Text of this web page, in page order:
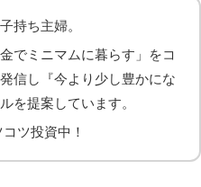
持ち主婦。
でミニマムに暮らす」をコ
信し『今より少し豊かにな
を提案しています。
ツ投資中！